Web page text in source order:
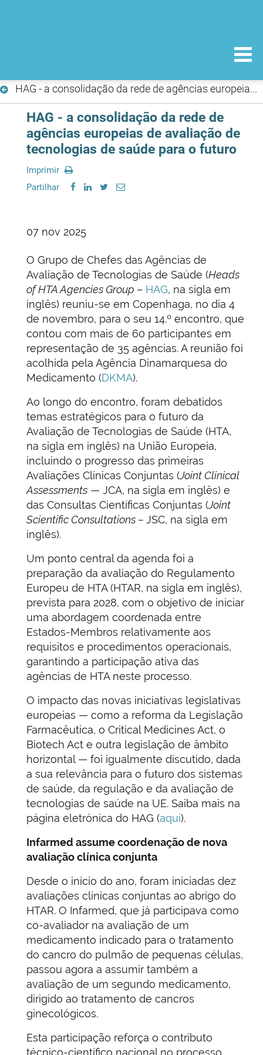
HAG - a consolidação da rede de agências europeias de avaliação de tecnologias de saúde para o futuro
HAG - a consolidação da rede de
agências europeias de avaliação de
tecnologias de saúde para o futuro
Imprimir
Partilhar
07 nov 2025
O Grupo de Chefes das Agências de
Avaliação de Tecnologias de Saúde (Heads
of HTA Agencies Group – HAG, na sigla em
inglês) reuniu-se em Copenhaga, no dia 4
de novembro, para o seu 14.º encontro, que
contou com mais de 60 participantes em
representação de 35 agências. A reunião foi
acolhida pela Agência Dinamarquesa do
Medicamento (DKMA).
Ao longo do encontro, foram debatidos
temas estratégicos para o futuro da
Avaliação de Tecnologias de Saúde (HTA,
na sigla em inglês) na União Europeia,
incluindo o progresso das primeiras
Avaliações Clínicas Conjuntas (Joint Clinical
Assessments — JCA, na sigla em inglês) e
das Consultas Científicas Conjuntas (Joint
Scientific Consultations – JSC, na sigla em
inglês).
Um ponto central da agenda foi a
preparação da avaliação do Regulamento
Europeu de HTA (HTAR, na sigla em inglês),
prevista para 2028, com o objetivo de iniciar
uma abordagem coordenada entre
Estados-Membros relativamente aos
requisitos e procedimentos operacionais,
garantindo a participação ativa das
agências de HTA neste processo.
O impacto das novas iniciativas legislativas
europeias — como a reforma da Legislação
Farmacêutica, o Critical Medicines Act, o
Biotech Act e outra legislação de âmbito
horizontal — foi igualmente discutido, dada
a sua relevância para o futuro dos sistemas
de saúde, da regulação e da avaliação de
tecnologias de saúde na UE. Saiba mais na
página eletrónica do HAG (aqui).
Infarmed assume coordenação de nova
avaliação clínica conjunta
Desde o início do ano, foram iniciadas dez
avaliações clínicas conjuntas ao abrigo do
HTAR. O Infarmed, que já participava como
co-avaliador na avaliação de um
medicamento indicado para o tratamento
do cancro do pulmão de pequenas células,
passou agora a assumir também a
avaliação de um segundo medicamento,
dirigido ao tratamento de cancros
ginecológicos.
Esta participação reforça o contributo